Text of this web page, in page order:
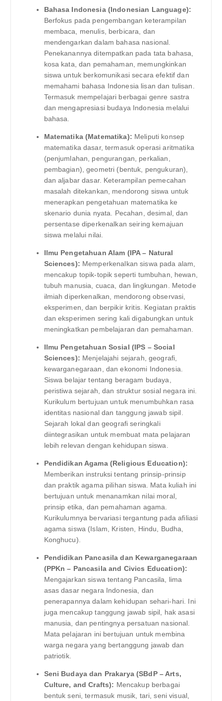
Bahasa Indonesia (Indonesian Language):
Berfokus pada pengembangan keterampilan
membaca, menulis, berbicara, dan
mendengarkan dalam bahasa nasional.
Penekanannya ditempatkan pada tata bahasa,
kosa kata, dan pemahaman, memungkinkan
siswa untuk berkomunikasi secara efektif dan
memahami bahasa Indonesia lisan dan tulisan.
Termasuk mempelajari berbagai genre sastra
dan mengapresiasi budaya Indonesia melalui
bahasa.
Matematika (Matematika): Meliputi konsep
matematika dasar, termasuk operasi aritmatika
(penjumlahan, pengurangan, perkalian,
pembagian), geometri (bentuk, pengukuran),
dan aljabar dasar. Keterampilan pemecahan
masalah ditekankan, mendorong siswa untuk
menerapkan pengetahuan matematika ke
skenario dunia nyata. Pecahan, desimal, dan
persentase diperkenalkan seiring kemajuan
siswa melalui nilai.
Ilmu Pengetahuan Alam (IPA – Natural
Sciences): Memperkenalkan siswa pada alam,
mencakup topik-topik seperti tumbuhan, hewan,
tubuh manusia, cuaca, dan lingkungan. Metode
ilmiah diperkenalkan, mendorong observasi,
eksperimen, dan berpikir kritis. Kegiatan praktis
dan eksperimen sering kali digabungkan untuk
meningkatkan pembelajaran dan pemahaman.
Ilmu Pengetahuan Sosial (IPS – Social
Sciences): Menjelajahi sejarah, geografi,
kewarganegaraan, dan ekonomi Indonesia.
Siswa belajar tentang beragam budaya,
peristiwa sejarah, dan struktur sosial negara ini.
Kurikulum bertujuan untuk menumbuhkan rasa
identitas nasional dan tanggung jawab sipil.
Sejarah lokal dan geografi seringkali
diintegrasikan untuk membuat mata pelajaran
lebih relevan dengan kehidupan siswa.
Pendidikan Agama (Religious Education):
Memberikan instruksi tentang prinsip-prinsip
dan praktik agama pilihan siswa. Mata kuliah ini
bertujuan untuk menanamkan nilai moral,
prinsip etika, dan pemahaman agama.
Kurikulumnya bervariasi tergantung pada afiliasi
agama siswa (Islam, Kristen, Hindu, Budha,
Konghucu).
Pendidikan Pancasila dan Kewarganegaraan
(PPKn – Pancasila and Civics Education):
Mengajarkan siswa tentang Pancasila, lima
asas dasar negara Indonesia, dan
penerapannya dalam kehidupan sehari-hari. Ini
juga mencakup tanggung jawab sipil, hak asasi
manusia, dan pentingnya persatuan nasional.
Mata pelajaran ini bertujuan untuk membina
warga negara yang bertanggung jawab dan
patriotik.
Seni Budaya dan Prakarya (SBdP – Arts,
Culture, and Crafts): Mencakup berbagai
bentuk seni, termasuk musik, tari, seni visual,